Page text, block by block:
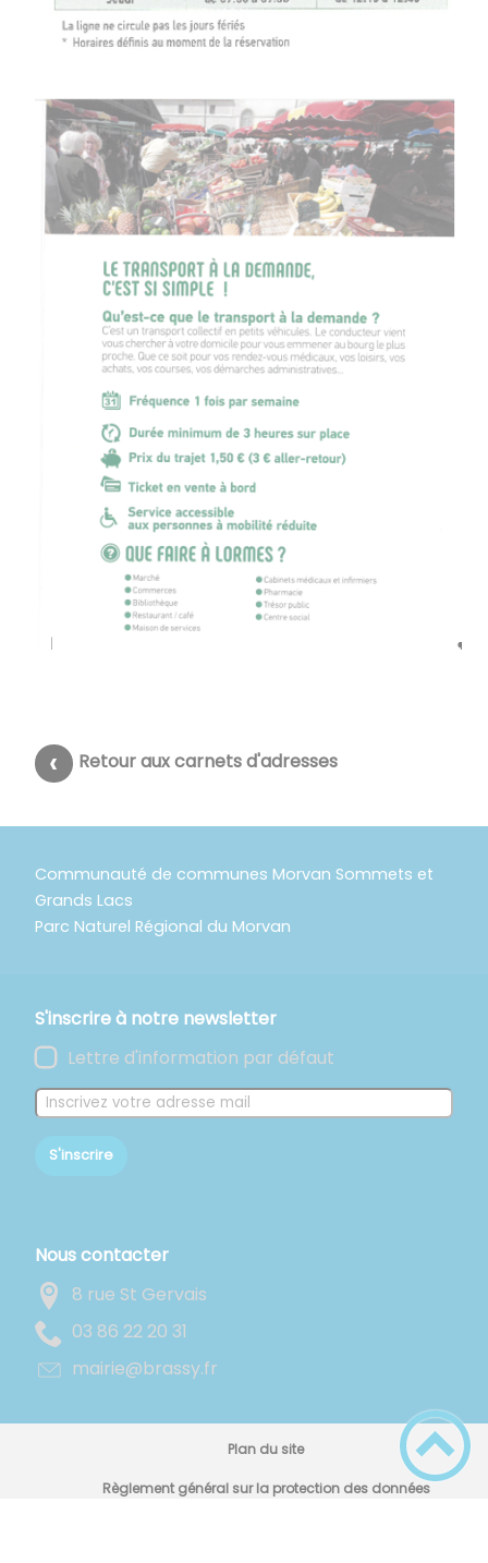
Retour aux carnets d'adresses
Communauté de communes Morvan Sommets et
Grands Lacs
Parc Naturel Régional du Morvan
S'inscrire à notre newsletter
Lettre d'information par défaut
S'inscrire
Nous contacter
8 rue St Gervais
13 02 22 68 30
rf.yssarb@eiriam
Plan du site
Règlement général sur la protection des données